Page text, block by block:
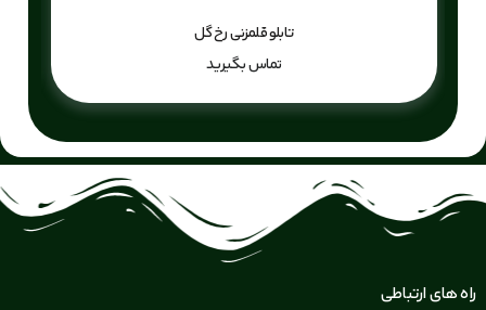
تابلو قلمزنی رخ گل
تماس بگیرید
راه های ارتباطی